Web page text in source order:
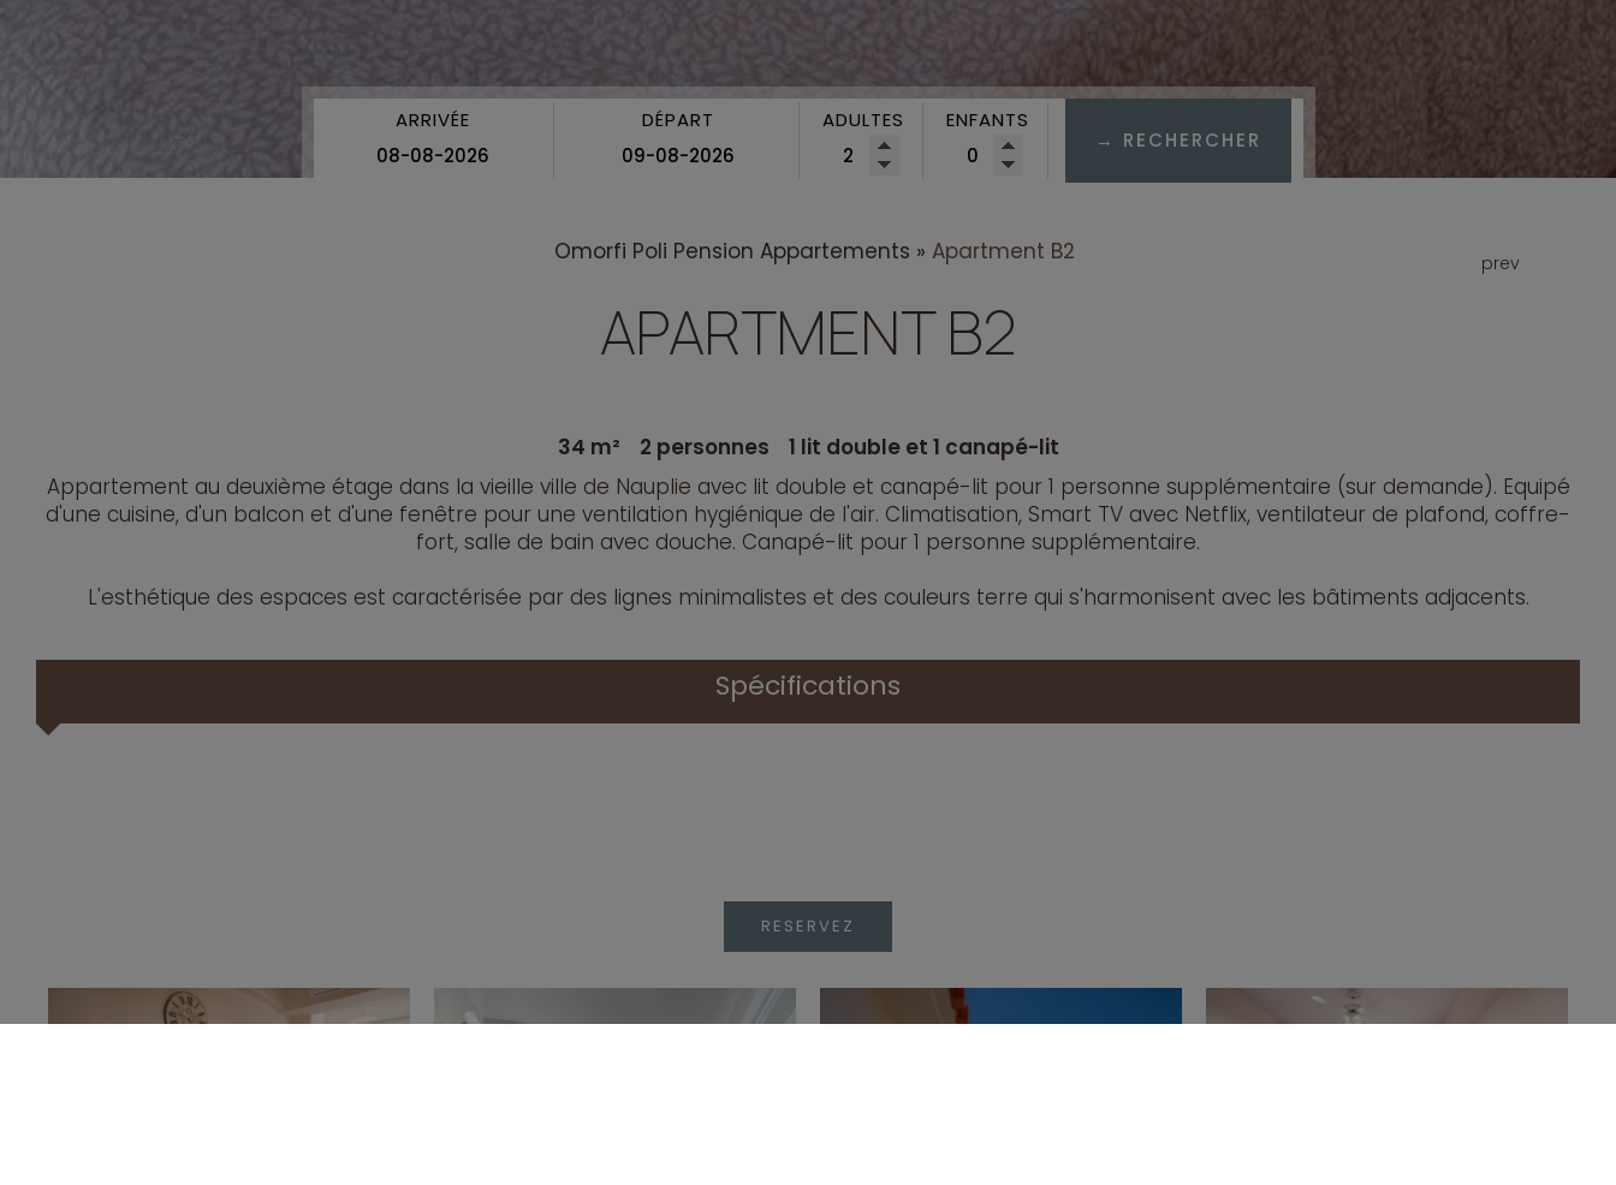
ARRIVÉE DÉPART ADULTES
ENFANTS
→ RECHERCHER
Omorfi Poli Pension Appartements » Apartment B2
APARTMENT B2
prev
34 m² 2 personnes 1 lit double et 1 canapé-lit
Appartement au deuxième étage dans la vieille ville de Nauplie avec lit double et canapé-lit pour 1 personne supplémentaire (sur demande). Equipé
d'une cuisine, d'un balcon et d'une fenêtre pour une ventilation hygiénique de l'air. Climatisation, Smart TV avec Netflix, ventilateur de plafond, coffre-
fort, salle de bain avec douche. Canapé-lit pour 1 personne supplémentaire.
L'esthétique des espaces est caractérisée par des lignes minimalistes et des couleurs terre qui s'harmonisent avec les bâtiments adjacents.
Spécifications
RESERVEZ